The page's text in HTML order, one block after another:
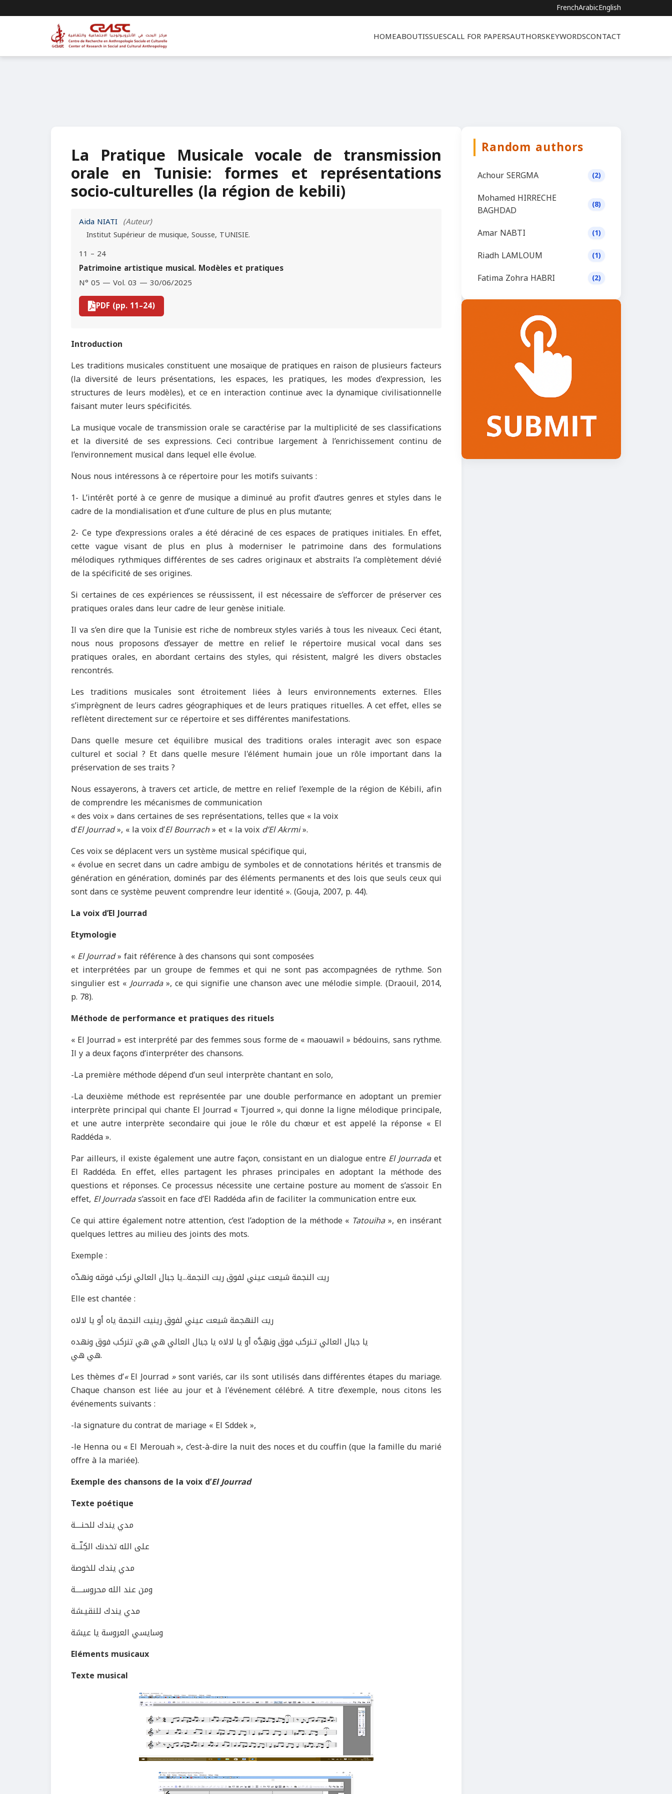
FrenchArabicEnglish
HOMEABOUTISSUESCALL FOR PAPERSAUTHORSKEYWORDSCONTACT
La Pratique Musicale vocale de transmission
orale en Tunisie: formes et représentations
socio-culturelles (la région de kebili)
Aida NIATI (Auteur)
Institut Supérieur de musique, Sousse, TUNISIE.
11 – 24
Patrimoine artistique musical. Modèles et pratiques
N° 05 — Vol. 03 — 30/06/2025
PDF (pp. 11–24)
Introduction
Les traditions musicales constituent une mosaïque de pratiques en raison de plusieurs facteurs
(la diversité de leurs présentations, les espaces, les pratiques, les modes d'expression, les
structures de leurs modèles), et ce en interaction continue avec la dynamique civilisationnelle
faisant muter leurs spécificités.
La musique vocale de transmission orale se caractérise par la multiplicité de ses classifications
et la diversité de ses expressions. Ceci contribue largement à l’enrichissement continu de
l’environnement musical dans lequel elle évolue.
Nous nous intéressons à ce répertoire pour les motifs suivants :
1- L’intérêt porté à ce genre de musique a diminué au profit d’autres genres et styles dans le
cadre de la mondialisation et d’une culture de plus en plus mutante;
2- Ce type d’expressions orales a été déraciné de ces espaces de pratiques initiales. En effet,
cette vague visant de plus en plus à moderniser le patrimoine dans des formulations
mélodiques rythmiques différentes de ses cadres originaux et abstraits l’a complètement dévié
de la spécificité de ses origines.
Si certaines de ces expériences se réussissent, il est nécessaire de s’efforcer de préserver ces
pratiques orales dans leur cadre de leur genèse initiale.
Il va s’en dire que la Tunisie est riche de nombreux styles variés à tous les niveaux. Ceci étant,
nous nous proposons d’essayer de mettre en relief le répertoire musical vocal dans ses
pratiques orales, en abordant certains des styles, qui résistent, malgré les divers obstacles
rencontrés.
Les traditions musicales sont étroitement liées à leurs environnements externes. Elles
s’imprègnent de leurs cadres géographiques et de leurs pratiques rituelles. A cet effet, elles se
reflètent directement sur ce répertoire et ses différentes manifestations.
Dans quelle mesure cet équilibre musical des traditions orales interagit avec son espace
culturel et social ? Et dans quelle mesure l'élément humain joue un rôle important dans la
préservation de ses traits ?
Nous essayerons, à travers cet article, de mettre en relief l’exemple de la région de Kébili, afin
de comprendre les mécanismes de communication
« des voix » dans certaines de ses représentations, telles que « la voix
d’El Jourrad», « la voix d’El Bourrach» et « la voixd’El Akrmi».
Ces voix se déplacent vers un système musical spécifique qui,
« évolue en secret dans un cadre ambigu de symboles et de connotations hérités et transmis de
génération en génération, dominés par des éléments permanents et des lois que seuls ceux qui
sont dans ce système peuvent comprendre leur identité ». (Gouja, 2007, p. 44).
La voix d’El Jourrad
Etymologie
«El Jourrad» fait référence à des chansons qui sont composées
et interprétées par un groupe de femmes et qui ne sont pas accompagnées de rythme. Son
singulier est «Jourrada», ce qui signifie une chanson avec une mélodie simple. (Draouil, 2014,
p. 78).
Méthode de performance et pratiques des rituels
« El Jourrad » est interprété par des femmes sous forme de « maouawil » bédouins, sans rythme.
Il y a deux façons d’interpréter des chansons.
-La première méthode dépend d’un seul interprète chantant en solo,
-La deuxième méthode est représentée par une double performance en adoptant un premier
interprète principal qui chante El Jourrad « Tjourred », qui donne la ligne mélodique principale,
et une autre interprète secondaire qui joue le rôle du chœur et est appelé la réponse « El
Raddéda ».
Par ailleurs, il existe également une autre façon, consistant en un dialogue entreElJourradaet
El Raddéda. En effet, elles partagent les phrases principales en adoptant la méthode des
questions et réponses. Ce processus nécessite une certaine posture au moment de s’assoir. En
effet, El Jourradas’assoit en face d’El Raddéda afin de faciliter la communication entre eux.
Ce qui attire également notre attention, c’est l’adoption de la méthode « Tatouiha», en insérant
quelques lettres au milieu des joints des mots.
Exemple :
ريت النجمة شيعت عيني لفوق ريت النجمة...يا جبال العالي نركب فوقه ونهدّه
Elle est chantée :
ريت النهجمة شيعت عيني لفوق رينيت النجمة ياه أو يا لالاه
يا جبال العالي تـنركب فوق ونهِدَّه أو يا لالاه يا جبال العالي هي هي تنركب فوق ونهده
هي هي.
Les thèmes d’«El Jourrad »sont variés, car ils sont utilisés dans différentes étapes du mariage.
Chaque chanson est liée au jour et à l'événement célébré. A titre d’exemple, nous citons les
événements suivants :
-la signature du contrat de mariage « El Sddek »,
-le Henna ou « El Merouah », c’est-à-dire la nuit des noces et du couffin (que la famille du marié
offre à la mariée).
Exemple des chansons de la voix d’El Jourrad
Texte poétique
مدي يندك للحنــــة
على الله تخدنك الكِنّـــة
مدي يندك للخوصة
ومن عند الله محروســـــة
مدي يندك للنقيـشة
وسايسي العروسة يا عيشة
Eléments musicaux
Texte musical
Random authors
Achour SERGMA (2)
Mohamed HIRRECHE
BAGHDAD
(8)
Amar NABTI (1)
Riadh LAMLOUM (1)
Fatima Zohra HABRI (2)